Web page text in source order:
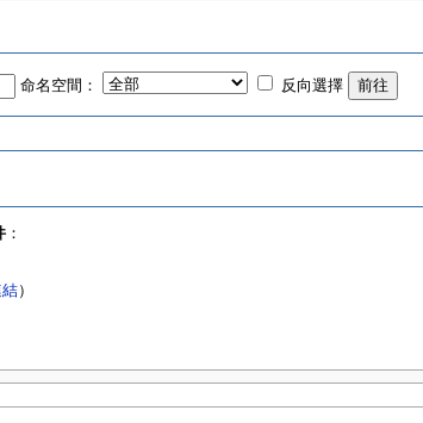
命名空間： 反向選擇
：
）